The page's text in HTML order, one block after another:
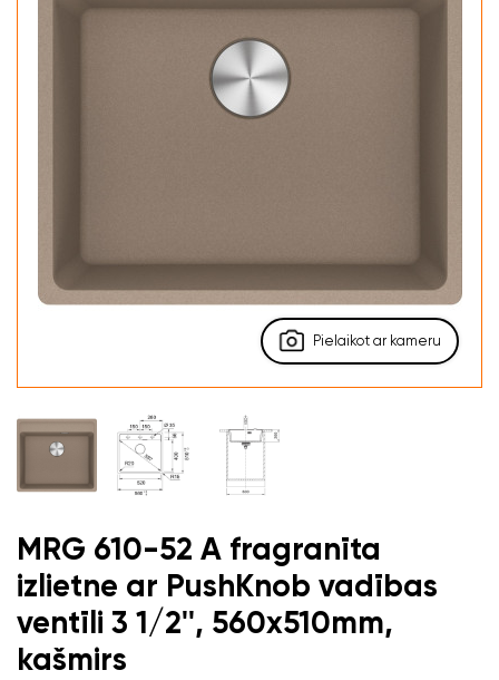
Pielaikot ar kameru
MRG 610-52 A fragranīta
izlietne ar PushKnob vadības
ventīli 3 1/2'', 560x510mm,
kašmirs